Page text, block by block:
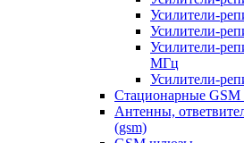
Усилители-
Усилители-
Усилители-
МГц
Усилители-
Стационарные GSM
Антенны,
(gsm)